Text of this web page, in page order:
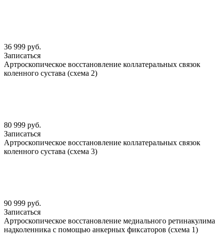
36 999 руб.
Записаться
Артроскопическое восстановление коллатеральных связок
коленного сустава (схема 2)
80 999 руб.
Записаться
Артроскопическое восстановление коллатеральных связок
коленного сустава (схема 3)
90 999 руб.
Записаться
Артроскопическое восстановление медиального ретинакулима
надколенника с помощью анкерных фиксаторов (схема 1)